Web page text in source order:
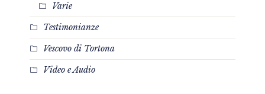
Varie
Testimonianze
Vescovo di Tortona
Video e Audio